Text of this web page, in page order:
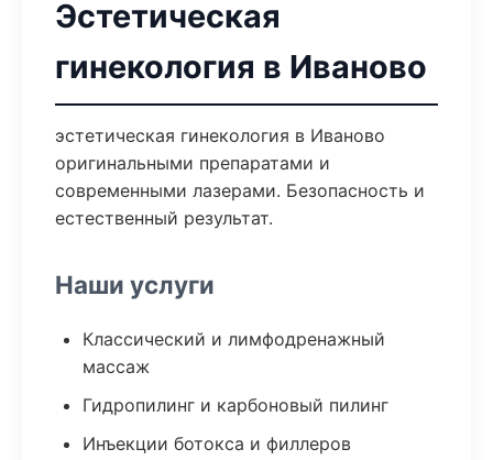
Эстетическая
гинекология в Иваново
эстетическая гинекология в Иваново
оригинальными препаратами и
современными лазерами. Безопасность и
естественный результат.
Наши услуги
Классический и лимфодренажный
массаж
Гидропилинг и карбоновый пилинг
Инъекции ботокса и филлеров